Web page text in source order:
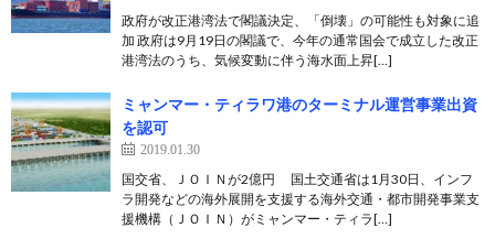
政府が改正港湾法で閣議決定、「倒壊」の可能性も対象に追
加 政府は9月19日の閣議で、今年の通常国会で成立した改正
港湾法のうち、気候変動に伴う海水面上昇[…]
ミャンマー・ティラワ港のターミナル運営事業出資
を認可
2019.01.30
国交省、ＪＯＩＮが2億円 国土交通省は1月30日、インフ
ラ開発などの海外展開を支援する海外交通・都市開発事業支
援機構（ＪＯＩＮ）がミャンマー・ティラ[…]